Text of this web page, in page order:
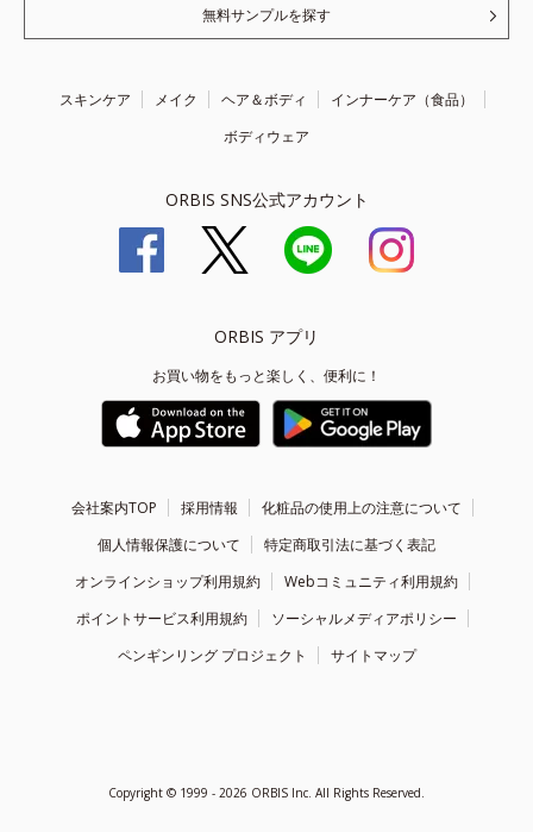
無料サンプルを探す
スキンケア メイク ヘア＆ボディ
インナーケア（食品）
ボディウェア
ORBIS SNS公式アカウント
ORBIS アプリ
お買い物をもっと楽しく、便利に！
会社案内TOP 採用情報
化粧品の使用上の注意について
個人情報保護について
特定商取引法に基づく表記
オンラインショップ利用規約
Webコミュニティ利用規約
ポイントサービス利用規約
ソーシャルメディアポリシー
ペンギンリング プロジェクト
サイトマップ
Copyright © 1999 - 2026 ORBIS Inc. All Rights Reserved.